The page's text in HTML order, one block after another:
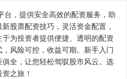
台，提供安全高效的配资服务，助
股票配资技巧，灵活资金配置，
为投资者提供便捷、透明的配资
风险可控，收益可期。新手入门
全，让您轻松驾驭股市风云。选
之旅！